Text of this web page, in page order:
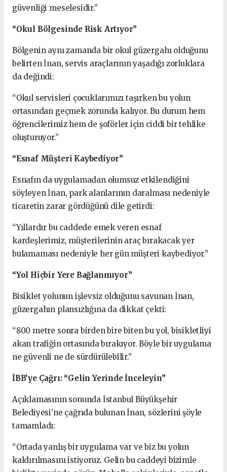
güvenliği meselesidir.”
“Okul Bölgesinde Risk Artıyor”
Bölgenin aynı zamanda bir okul güzergahı olduğunu
belirten İnan, servis araçlarının yaşadığı zorluklara
da değindi:
“Okul servisleri çocuklarımızı taşırken bu yolun
ortasından geçmek zorunda kalıyor. Bu durum hem
öğrencilerimiz hem de şoförler için ciddi bir tehlike
oluşturuyor.”
“Esnaf Müşteri Kaybediyor”
Esnafın da uygulamadan olumsuz etkilendiğini
söyleyen İnan, park alanlarının daralması nedeniyle
ticaretin zarar gördüğünü dile getirdi:
“Yıllardır bu caddede emek veren esnaf
kardeşlerimiz, müşterilerinin araç bırakacak yer
bulamaması nedeniyle her gün müşteri kaybediyor.”
“Yol Hiçbir Yere Bağlanmıyor”
Bisiklet yolunun işlevsiz olduğunu savunan İnan,
güzergahın plansızlığına da dikkat çekti:
“800 metre sonra birden bire biten bu yol, bisikletliyi
akan trafiğin ortasında bırakıyor. Böyle bir uygulama
ne güvenli ne de sürdürülebilir.”
İBB’ye Çağrı: “Gelin Yerinde İnceleyin”
Açıklamasının sonunda İstanbul Büyükşehir
Belediyesi’ne çağrıda bulunan İnan, sözlerini şöyle
tamamladı:
“Ortada yanlış bir uygulama var ve biz bu yolun
kaldırılmasını istiyoruz. Gelin bu caddeyi bizimle